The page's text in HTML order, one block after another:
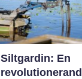
Siltgardin: En
revolutionerand